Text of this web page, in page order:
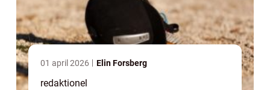
01 april 2026 Elin Forsberg
redaktionel